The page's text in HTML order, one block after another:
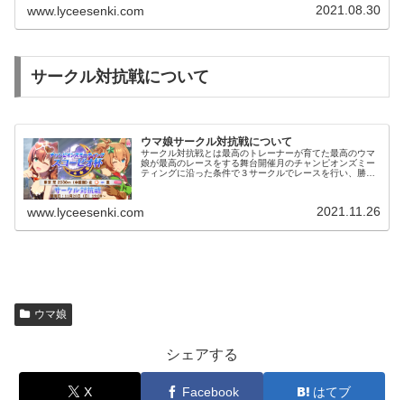
www.lyceesenki.com 2021.08.30
サークル対抗戦について
ウマ娘サークル対抗戦について
サークル対抗戦とは最高のトレーナーが育てた最高のウマ
娘が最高のレースをする舞台開催月のチャンピオンズミー
ティングに沿った条件で３サークルでレースを行い、勝ち
www.lyceesenki.com 2021.11.26
ウマ娘
シェアする
X Facebook はてブ